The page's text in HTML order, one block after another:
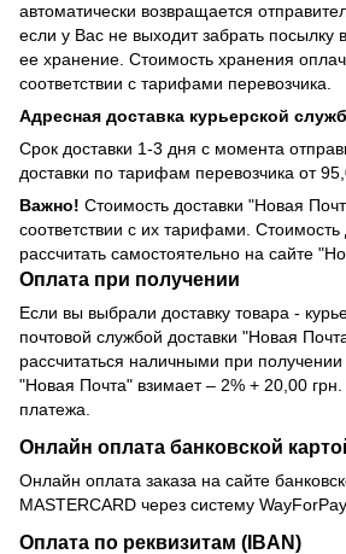
автоматически возвращается
если у Вас не выходит забрать
ее хранение. Стоимость хранения
соответствии с тарифами перевозчика.
Адресная доставка курьерской
Срок доставки 1-3 дня с момента
доставки по тарифам перевозчика от
Важно! Стоимость доставки "Новая
соответствии с их тарифами.
рассчитать самостоятельно на сайте
Оплата при получении
Если вы выбрали доставку товара -
почтовой службой доставки "Новая
рассчитаться наличными при
"Новая Почта" взимает – 2% + 20,00
платежа.
Онлайн оплата банковской
Онлайн оплата заказа на сайте
MASTERCARD через систему WayForPay.
Оплата по реквизитам (IBAN)